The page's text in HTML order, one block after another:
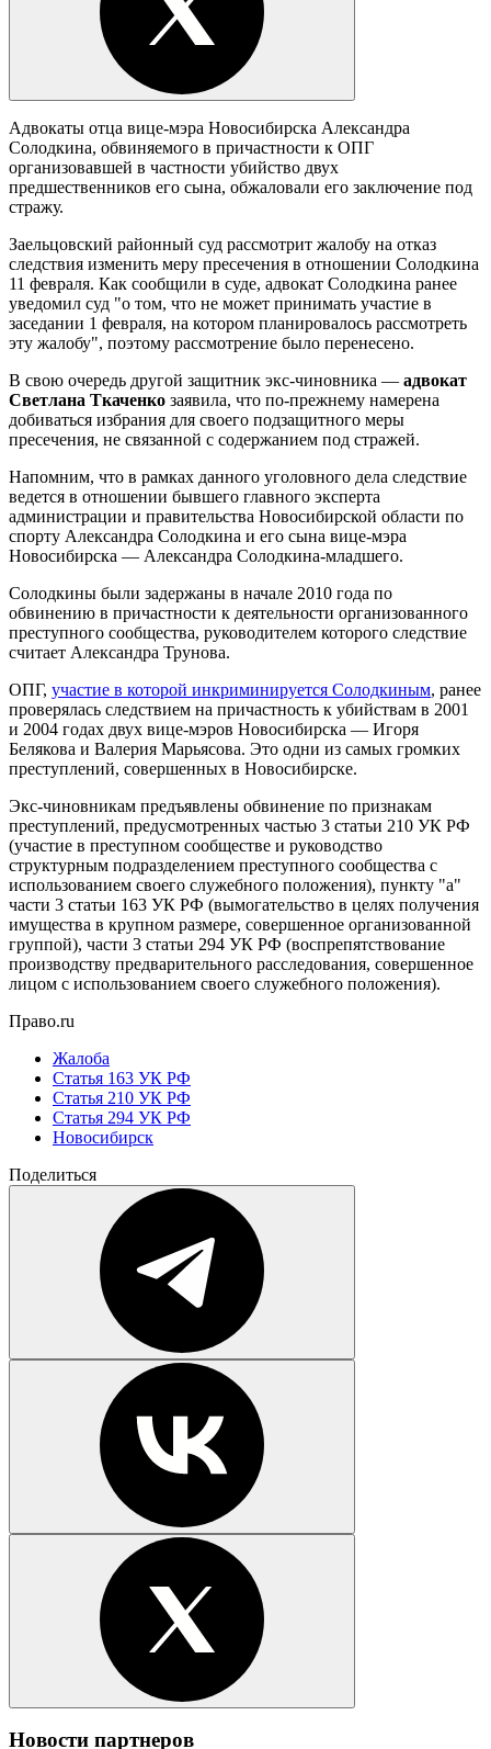
Адвокаты отца вице-мэра Новосибирска Александра
Солодкина, обвиняемого в причастности к ОПГ
организовавшей в частности убийство двух
предшественников его сына, обжаловали его заключение под
стражу.
Заельцовский районный суд рассмотрит жалобу на отказ
следствия изменить меру пресечения в отношении Солодкина
11 февраля. Как сообщили в суде, адвокат Солодкина ранее
уведомил суд "о том, что не может принимать участие в
заседании 1 февраля, на котором планировалось рассмотреть
эту жалобу", поэтому рассмотрение было перенесено.
В свою очередь другой защитник экс-чиновника — адвокат
Светлана Ткаченко заявила, что по-прежнему намерена
добиваться избрания для своего подзащитного меры
пресечения, не связанной с содержанием под стражей.
Напомним, что в рамках данного уголовного дела следствие
ведется в отношении бывшего главного эксперта
администрации и правительства Новосибирской области по
спорту Александра Солодкина и его сына вице-мэра
Новосибирска — Александра Солодкина-младшего.
Солодкины были задержаны в начале 2010 года по
обвинению в причастности к деятельности организованного
преступного сообщества, руководителем которого следствие
считает Александра Трунова.
ОПГ, участие в которой инкриминируется Солодкиным, ранее
проверялась следствием на причастность к убийствам в 2001
и 2004 годах двух вице-мэров Новосибирска — Игоря
Белякова и Валерия Марьясова. Это одни из самых громких
преступлений, совершенных в Новосибирске.
Экс-чиновникам предъявлены обвинение по признакам
преступлений, предусмотренных частью 3 статьи 210 УК РФ
(участие в преступном сообществе и руководство
структурным подразделением преступного сообщества с
использованием своего служебного положения), пункту "а"
части 3 статьи 163 УК РФ (вымогательство в целях получения
имущества в крупном размере, совершенное организованной
группой), части 3 статьи 294 УК РФ (воспрепятствование
производству предварительного расследования, совершенное
лицом с использованием своего служебного положения).
Право.ru
Жалоба
Статья 163 УК РФ
Статья 210 УК РФ
Статья 294 УК РФ
Новосибирск
Поделиться
Новости партнеров